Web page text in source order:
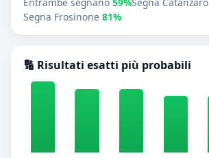
Segna Frosinone 81%
🔢 Risultati esatti più probabili